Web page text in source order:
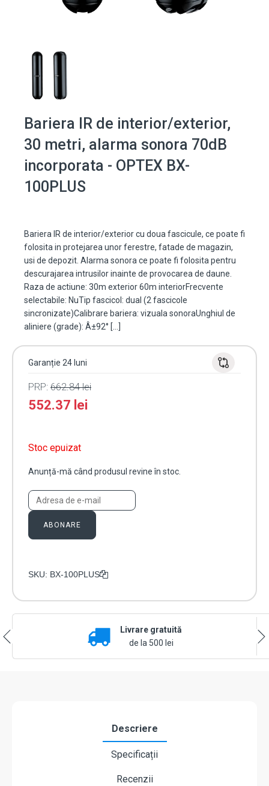
Bariera IR de interior/exterior,
30 metri, alarma sonora 70dB
incorporata - OPTEX BX-
100PLUS
Bariera IR de interior/exterior cu doua fascicule, ce poate fi
folosita in protejarea unor ferestre, fatade de magazin,
usi de depozit. Alarma sonora ce poate fi folosita pentru
descurajarea intrusilor inainte de provocarea de daune.
Raza de actiune: 30m exterior 60m interiorFrecvente
selectabile: NuTip fascicol: dual (2 fascicole
sincronizate)Calibrare bariera: vizuala sonoraUnghiul de
aliniere (grade): Â±92° […]
Garanție 24 luni
PRP: 662.84lei
552.37 lei
Stoc epuizat
Anunță-mă când produsul revine în stoc.
ABONARE
SKU: BX-100PLUS
Livrare gratuită
de la 500 lei
Descriere
Specificații
Recenzii